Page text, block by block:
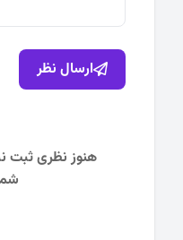
ارسال نظر
هنوز نظری ثبت